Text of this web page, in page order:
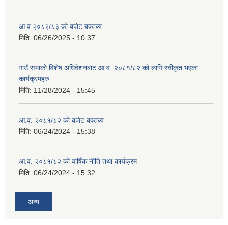
आ.व २०८२/८३ को बजेट बक्तब्य
मिति: 06/26/2025 - 10:37
गाउँ सभाको विशेष अधिवेशनबाट आ.व. २०८१/८२ को लागि स्वीकृत भएका
कार्यक्रमहरु
मिति: 11/28/2024 - 15:45
आ.व. २०८१/८२ को बजेट बक्तब्य
मिति: 06/24/2024 - 15:38
आ.व. २०८१/८२ को वार्षिक नीति तथा कार्यक्रम
मिति: 06/24/2024 - 15:32
अन्य